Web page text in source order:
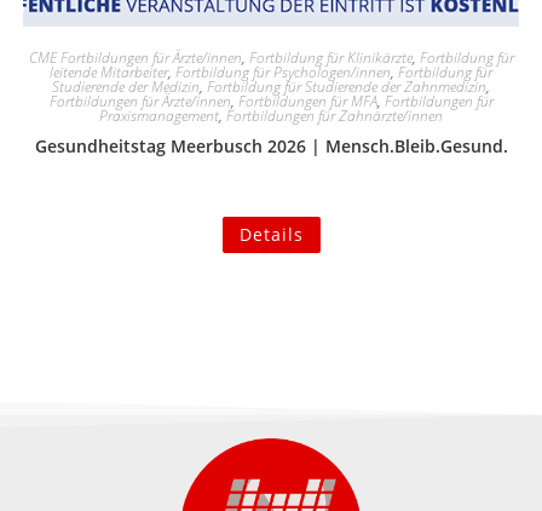
CME Fortbildungen für Ärzte/innen, Fortbildung für Klinikärzte, Fortbildung für
leitende Mitarbeiter, Fortbildung für Psychologen/innen, Fortbildung für
Studierende der Medizin, Fortbildung für Studierende der Zahnmedizin,
Fortbildungen für Ärzte/innen, Fortbildungen für MFA, Fortbildungen für
Praxismanagement, Fortbildungen für Zahnärzte/innen
Gesundheitstag Meerbusch 2026 | Mensch.Bleib.Gesund.
Details